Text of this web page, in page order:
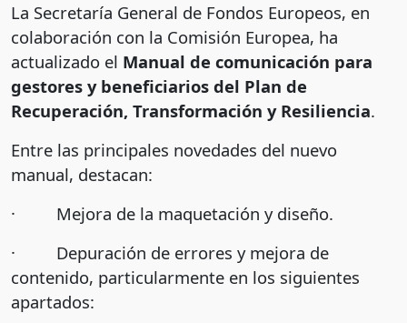
La Secretaría General de Fondos Europeos, en
colaboración con la Comisión Europea, ha
actualizado el Manual de comunicación para
gestores y beneficiarios del Plan de
Recuperación, Transformación y Resiliencia.
Entre las principales novedades del nuevo
manual, destacan:
· Mejora de la maquetación y diseño.
· Depuración de errores y mejora de
contenido, particularmente en los siguientes
apartados: